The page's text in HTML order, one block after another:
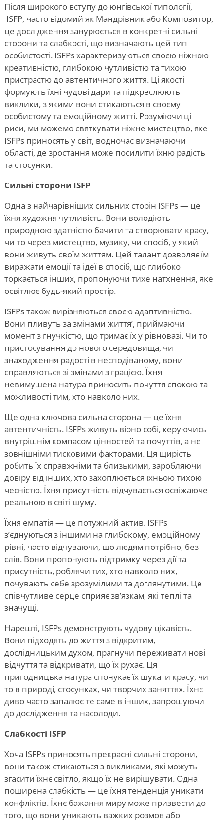
Після широкого вступу до юнгівської типології,
ISFP, часто відомий як Мандрівник або Композитор,
це дослідження занурюється в конкретні сильні
сторони та слабкості, що визначають цей тип
особистості. ISFPs характеризуються своєю ніжною
креативністю, глибокою чутливістю та тихою
пристрастю до автентичного життя. Ці якості
формують їхні чудові дари та підкреслюють
виклики, з якими вони стикаються в своєму
особистому та емоційному житті. Розуміючи ці
риси, ми можемо святкувати ніжне мистецтво, яке
ISFPs приносять у світ, водночас визначаючи
області, де зростання може посилити їхню радість
та стосунки.
Сильні сторони ISFP
Одна з найчарівніших сильних сторін ISFPs — це
їхня художня чутливість. Вони володіють
природною здатністю бачити та створювати красу,
чи то через мистецтво, музику, чи спосіб, у який
вони живуть своїм життям. Цей талант дозволяє їм
виражати емоції та ідеї в спосіб, що глибоко
торкається інших, пропонуючи тихе натхнення, яке
освітлює будь-який простір.
ISFPs також вирізняються своєю адаптивністю.
Вони пливуть за змінами життя’, приймаючи
момент з гнучкістю, що тримає їх у рівновазі. Чи то
пристосування до нового середовища, чи
знаходження радості в несподіваному, вони
справляються зі змінами з грацією. Їхня
невимушена натура приносить почуття спокою та
можливості тим, хто навколо них.
Ще одна ключова сильна сторона — це їхня
автентичність. ISFPs живуть вірно собі, керуючись
внутрішнім компасом цінностей та почуттів, а не
зовнішніми тисковими факторами. Ця щирість
робить їх справжніми та близькими, заробляючи
довіру від інших, хто захоплюється їхньою тихою
чесністю. Їхня присутність відчувається освіжаюче
реальною в світі шуму.
Їхня емпатія — це потужний актив. ISFPs
з’єднуються з іншими на глибокому, емоційному
рівні, часто відчуваючи, що людям потрібно, без
слів. Вони пропонують підтримку через дії та
присутність, роблячи тих, хто навколо них,
почувають себе зрозумілими та доглянутими. Це
співчутливе серце сприяє зв’язкам, які теплі та
значущі.
Нарешті, ISFPs демонструють чудову цікавість.
Вони підходять до життя з відкритим,
дослідницьким духом, прагнучи переживати нові
відчуття та відкривати, що їх рухає. Ця
пригодницька натура спонукає їх шукати красу, чи
то в природі, стосунках, чи творчих заняттях. Їхнє
диво часто запалює те саме в інших, запрошуючи
до дослідження та насолоди.
Слабкості ISFP
Хоча ISFPs приносять прекрасні сильні сторони,
вони також стикаються з викликами, які можуть
згасити їхнє світло, якщо їх не вирішувати. Одна
поширена слабкість — це їхня тенденція уникати
конфліктів. Їхнє бажання миру може призвести до
того, що вони уникають важких розмов або